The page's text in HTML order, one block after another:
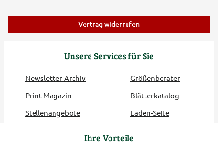
Unsere Services für Sie
Newsletter-Archiv
Größenberater
Print-Magazin
Blätterkatalog
Stellenangebote
Laden-Seite
Vertrag widerrufen
Ihre Vorteile